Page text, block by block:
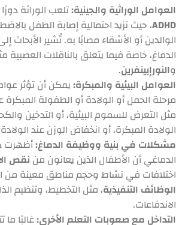
العوامل الوراثية والجينية:تلعب الوراثة
ADHD، حيث تزيد احتمالية إصابة الطفل
الوالدين أو الأشقاء مصابًا به. تُشير الأبحاث
الدماغ، خاصة فيما يتعلق بالناقلات العصبية
والنورإبينفرين.
العوامل البيئية والمبكرة:يمكن أن تؤثر
مرحلة الحمل أو الولادة أو الطفولة
مثل التعرض للسموم البيئية، أو التدخين
الولادة المبكرة، أو انخفاض الوزن عند
مشكلات في بنية ووظيفة الدماغ:أظهرت
الدماغي أن الأطفال الذين يعانون من نقص
اختلافات في نشاط وحجم مناطق معينة من
الوظائف التنفيذية، مثل التخطيط، وتنظيم
الاندفاعات.
التداخل مع صعوبات التعلم الأخرى:غالبًا ما